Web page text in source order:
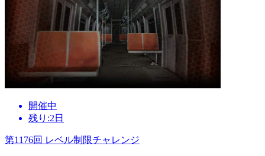
開催中
残り:2日
第1176回 レベル制限チャレンジ